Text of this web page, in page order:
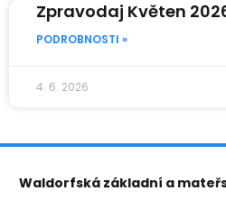
Zpravodaj Květen
PODROBNOSTI »
4. 6. 2026
Waldorfská základní a